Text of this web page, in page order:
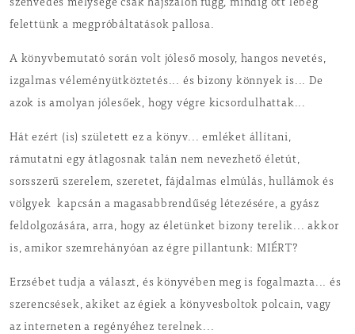
szenvedés mélysége csak hajszálon függ, mindig ott lebeg
felettünk a megpróbáltatások pallosa.
A könyvbemutató során volt jóleső mosoly, hangos nevetés,
izgalmas véleményütköztetés... és bizony könnyek is... De
azok is amolyan jólesőek, hogy végre kicsordulhattak...
Hát ezért (is) született ez a könyv... emléket állítani,
rámutatni egy átlagosnak talán nem nevezhető életút,
sorsszerű szerelem, szeretet, fájdalmas elmúlás, hullámok és
völgyek kapcsán a magasabbrendűség létezésére, a gyász
feldolgozására, arra, hogy az életünket bizony terelik... akkor
is, amikor szemrehányóan az égre pillantunk: MIÉRT?
Erzsébet tudja a választ, és könyvében meg is fogalmazta... és
szerencsések, akiket az égiek a könyvesboltok polcain, vagy
az interneten a regényéhez terelnek...